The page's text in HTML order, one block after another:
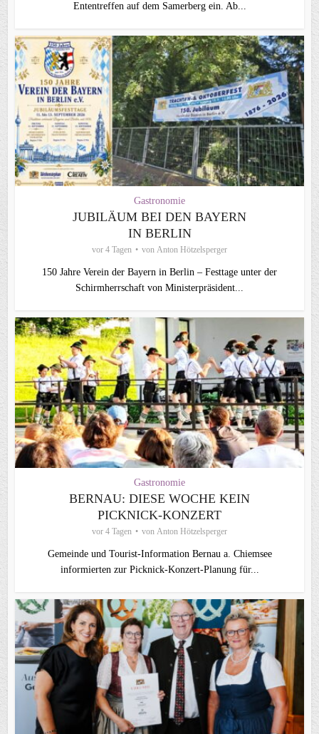
Ententreffen auf dem Samerberg ein. Ab...
Gastronomie
JUBILÄUM BEI DEN BAYERN
IN BERLIN
vor 4 Tagen von Anton Hötzelsperger
150 Jahre Verein der Bayern in Berlin – Festtage unter der
Schirmherrschaft von Ministerpräsident...
Gastronomie
BERNAU: DIESE WOCHE KEIN
PICKNICK-KONZERT
vor 4 Tagen von Anton Hötzelsperger
Gemeinde und Tourist-Information Bernau a. Chiemsee
informierten zur Picknick-Konzert-Planung für...